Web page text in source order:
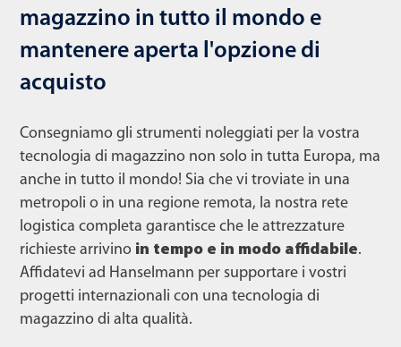
magazzino in tutto il mondo e
mantenere aperta l'opzione di
acquisto
Consegniamo gli strumenti noleggiati per la vostra
tecnologia di magazzino non solo in tutta Europa, ma
anche in tutto il mondo! Sia che vi troviate in una
metropoli o in una regione remota, la nostra rete
logistica completa garantisce che le attrezzature
richieste arrivino in tempo e in modo affidabile.
Affidatevi ad Hanselmann per supportare i vostri
progetti internazionali con una tecnologia di
magazzino di alta qualità.